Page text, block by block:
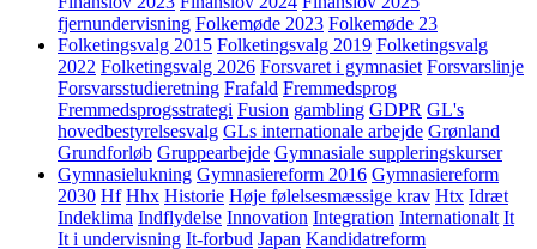
fjernundervisning Folkemøde 2023 Folkemøde 23
Folketingsvalg 2015 Folketingsvalg 2019 Folketingsvalg
2022 Folketingsvalg 2026 Forsvaret i gymnasiet Forsvarslinje
Forsvarsstudieretning Frafald Fremmedsprog
Fremmedsprogsstrategi Fusion gambling GDPR GL's
hovedbestyrelsesvalg GLs internationale arbejde Grønland
Grundforløb Gruppearbejde Gymnasiale suppleringskurser
Gymnasielukning Gymnasiereform 2016 Gymnasiereform
2030 Hf Hhx Historie Høje følelsesmæssige krav Htx Idræt
Indeklima Indflydelse Innovation Integration Internationalt It
It i undervisning It-forbud Japan Kandidatreform